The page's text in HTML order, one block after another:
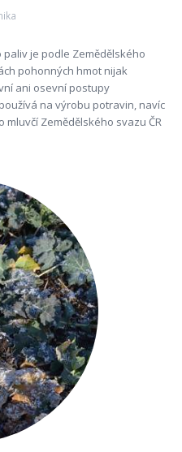
je podle Zemědělského
pohonných hmot nijak
ani osevní postupy
na výrobu potravin, navíc
mluvčí Zemědělského svazu ČR